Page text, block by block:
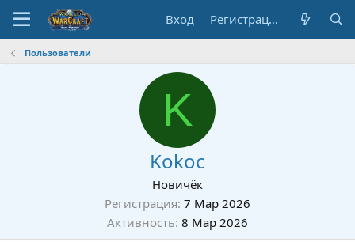
Вход Регистрация
Пользователи
K
Kokoc
Новичёк
Регистрация 7 Мар 2026
Активность 8 Мар 2026